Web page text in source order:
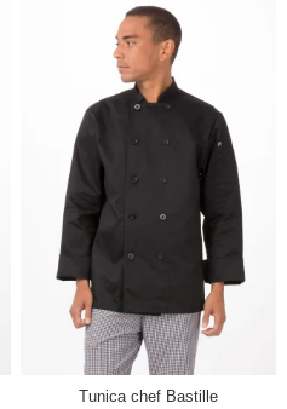
Tunica chef Bastille